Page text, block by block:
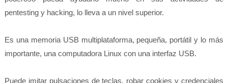
pentesting y hacking, lo lleva a un nivel superior.
Es una memoria USB multiplataforma, pequeña, portátil y lo más
importante, una computadora Linux con una interfaz USB.
Puede imitar pulsaciones de teclas, robar cookies y credenciales